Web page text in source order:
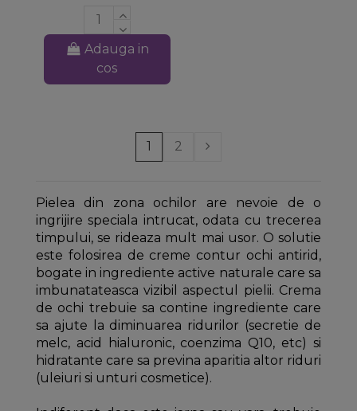
Adauga in
cos
1 2
Pielea din zona ochilor are nevoie de o
ingrijire speciala intrucat, odata cu trecerea
timpului, se rideaza mult mai usor. O solutie
este folosirea de creme contur ochi antirid,
bogate in ingrediente active naturale care sa
imbunatateasca vizibil aspectul pielii. Crema
de ochi trebuie sa contine ingrediente care
sa ajute la diminuarea ridurilor (secretie de
melc, acid hialuronic, coenzima Q10, etc) si
hidratante care sa previna aparitia altor riduri
(uleiuri si unturi cosmetice).